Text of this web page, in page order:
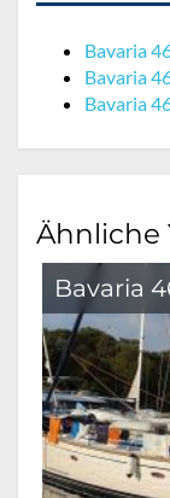
Bavaria
Bavaria
Bavaria
Ähnliche
Bavaria